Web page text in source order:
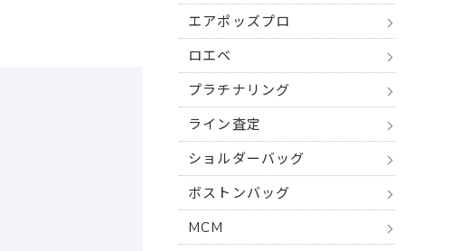
エアポッズプロ
ロエベ
プラチナリング
ライン査定
ショルダーバッグ
ボストンバッグ
MCM